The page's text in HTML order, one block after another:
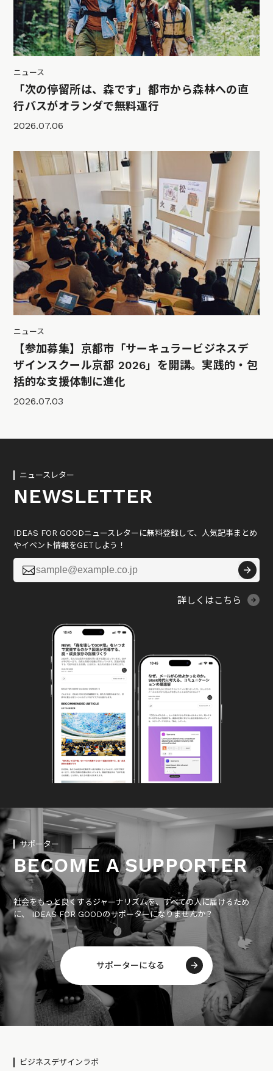
ニュース
「次の停留所は、森です」都市から森林への直
行バスがオランダで無料運行
2026.07.06
ニュース
【参加募集】京都市「サーキュラービジネスデ
ザインスクール京都 2026」を開講。実践的・包
括的な支援体制に進化
2026.07.03
ニュースレター
NEWSLETTER
IDEAS FOR GOODニュースレターに無料登録して、人気記事まとめ
やイベント情報をGETしよう！

詳しくはこちら
サポーター
BECOME A SUPPORTER
社会をもっと良くするジャーナリズムを、すべての人に届けるため
に、 IDEAS FOR GOODのサポーターになりませんか？
サポーターになる
ビジネスデザインラボ